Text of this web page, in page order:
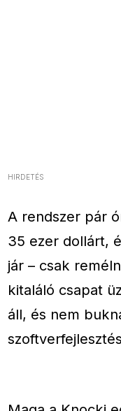
HIRDETÉS
A rendszer pár
35 ezer dollárt,
jár – csak
kitaláló csapat
áll, és nem